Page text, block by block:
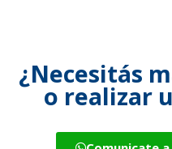
¿Necesitás
o realizar